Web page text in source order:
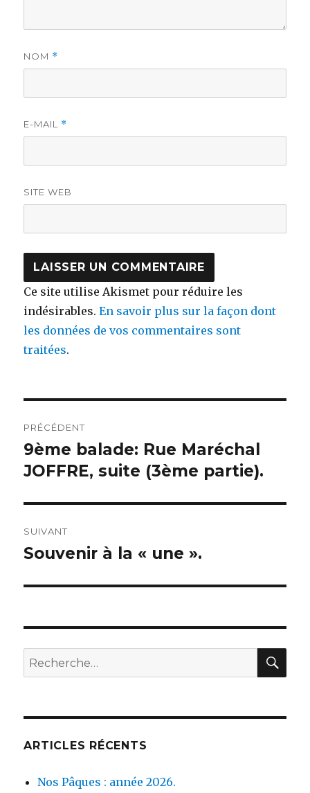
NOM *
E-MAIL *
SITE WEB
Ce site utilise Akismet pour réduire les
indésirables.En savoir plus sur la façon dont
les données de vos commentaires sont
traitées.
de
l’article
PRÉCÉDENT
Publication
précédente :
9ème balade: Rue Maréchal
JOFFRE, suite (3ème partie).
SUIVANT
Publication
Souvenir à la « une ».
Recherche
pour :
ARTICLES RÉCENTS
Nos Pâques : année 2026.